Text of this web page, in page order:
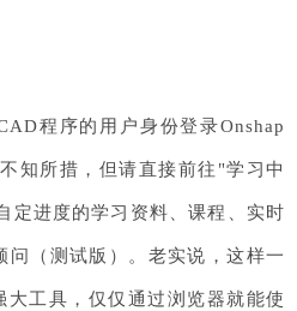
程序的用户身份登录Onshap
知所措，但请直接前往"学习中
定进度的学习资料、课程、实时
（测试版）。老实说，这样一
工具，仅仅通过浏览器就能使